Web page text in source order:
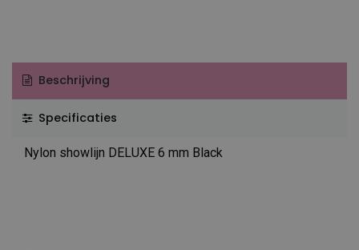
Beschrijving
Specificaties
Nylon showlijn DELUXE 6 mm Black